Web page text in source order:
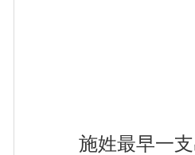
施姓最早一支出